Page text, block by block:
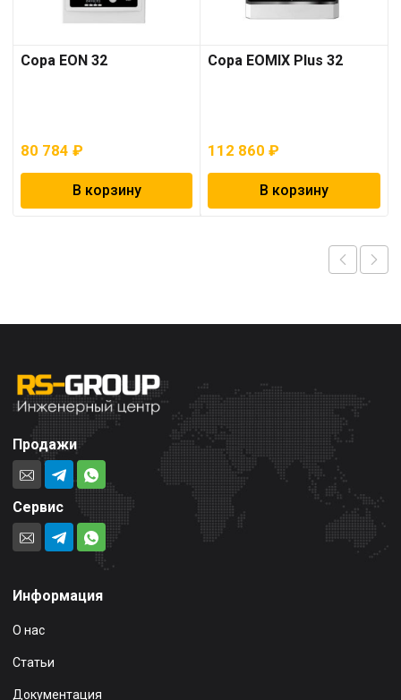
Copa EON 32
80 784 ₽
В корзину
Copa EOMIX Plus 32
112 860₽
В корзину
Продажи
Сервис
Информация
О нас
Статьи
Документация